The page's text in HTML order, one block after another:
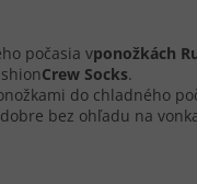
počasia vponožkách
Crew Socks.
do chladného
bez ohľadu na